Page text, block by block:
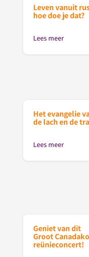
Leven vanuit
hoe doe je dat?
Lees meer
Het evangelie
de lach en de
Lees meer
Geniet van dit
Groot
reünieconcert!